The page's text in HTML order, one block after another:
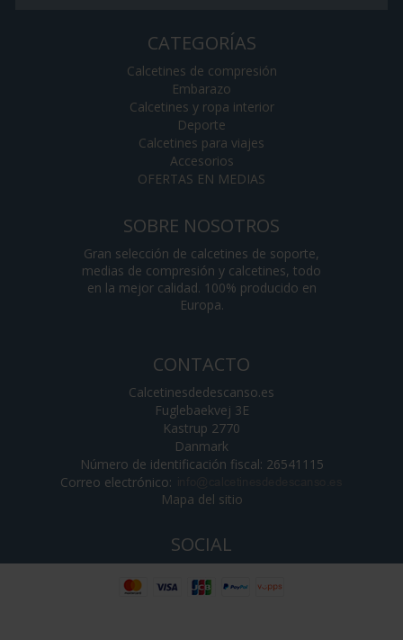
CATEGORÍAS
Calcetines de compresión
Embarazo
Calcetines y ropa interior
Deporte
Calcetines para viajes
Accesorios
OFERTAS EN MEDIAS
SOBRE NOSOTROS
Gran selección de calcetines de soporte,
medias de compresión y calcetines, todo
en la mejor calidad. 100% producido en
Europa.
CONTACTO
Calcetinesdedescanso.es
Fuglebaekvej 3E
Kastrup 2770
Danmark
Número de identificación fiscal: 26541115
Correo electrónico:
Mapa del sitio
SOCIAL